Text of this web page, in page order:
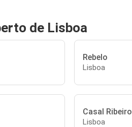
de Lisboa
Rebelo
Lisboa
Casal Ribeiro
Lisboa